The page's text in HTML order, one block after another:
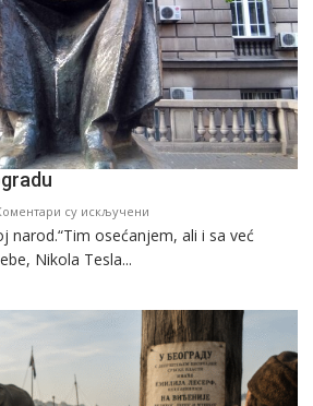
су искључени
Nikola
narod.“Tim osećanjem, ali i sa već
Nikola Tesla...